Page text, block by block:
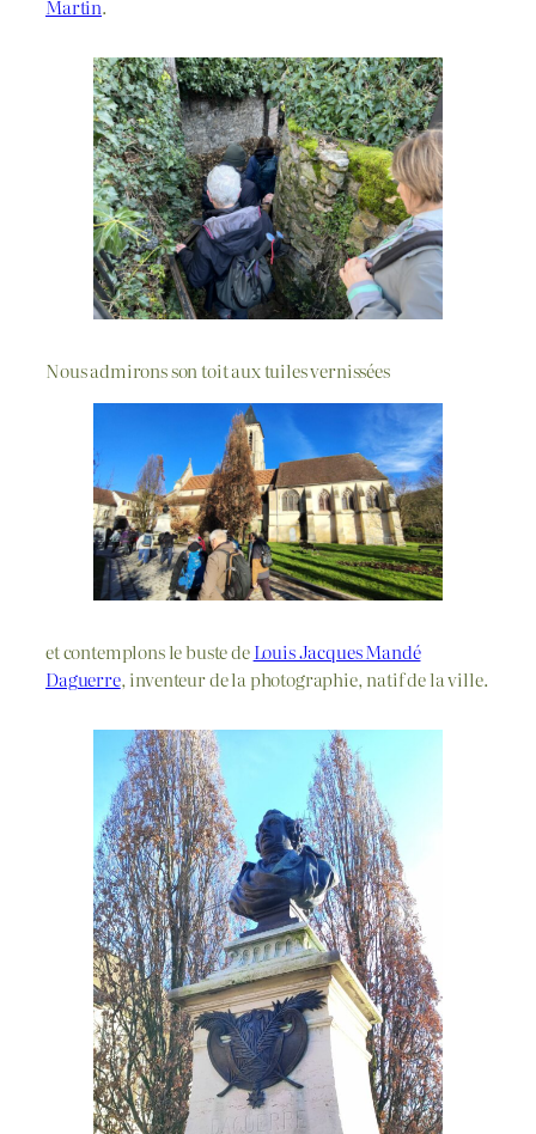
Martin.
Nous admirons son toit aux tuiles vernissées
et contemplons le buste deLouis Jacques Mandé
Daguerre, inventeur de la photographie, natif de la ville.